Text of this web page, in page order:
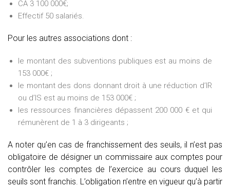
CA 3 100 000€;
Effectif 50 salariés.
Pour les autres associations dont :
le montant des subventions publiques est au moins de
153 000€ ;
le montant des dons donnant droit à une réduction d’IR
ou d’IS est au moins de 153 000€ ;
les ressources financières dépassent 200 000 € et qui
rémunèrent de 1 à 3 dirigeants ;
A noter qu’en cas de franchissement des seuils, il n’est pas
obligatoire de désigner un commissaire aux comptes pour
contrôler les comptes de l’exercice au cours duquel les
seuils sont franchis. L’obligation n’entre en vigueur qu’à partir